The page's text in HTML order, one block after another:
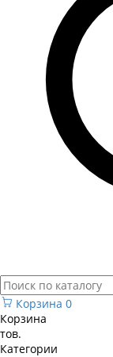
Корзина 0
Корзина
тов.
Категории